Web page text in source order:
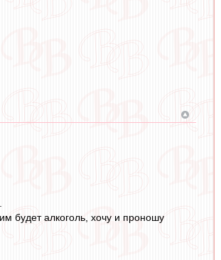
будет алкоголь, хочу и проношу